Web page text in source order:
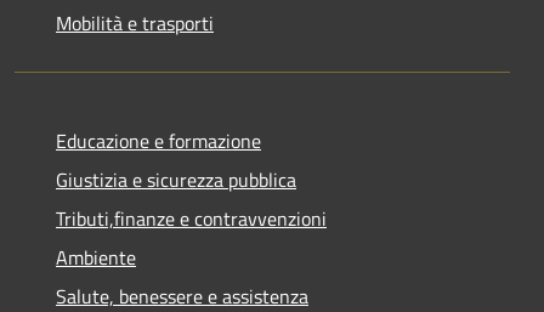
Mobilità e trasporti
Educazione e formazione
Giustizia e sicurezza pubblica
Tributi,finanze e contravvenzioni
Ambiente
Salute, benessere e assistenza